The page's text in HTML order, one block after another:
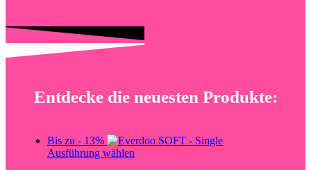
Entdecke die neuesten Produkte:
Bis zu - 13%
Ausführung wählen